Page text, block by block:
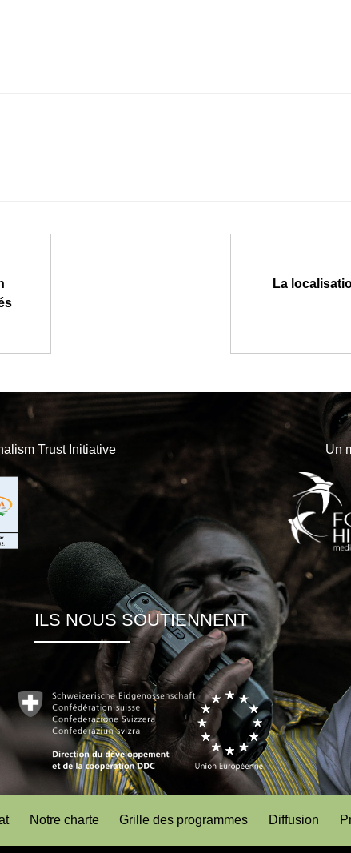
La
Trust Initiative Un
ILS NOUS SOUTIENNENT
Notre charte Grille des programmes Diffusion